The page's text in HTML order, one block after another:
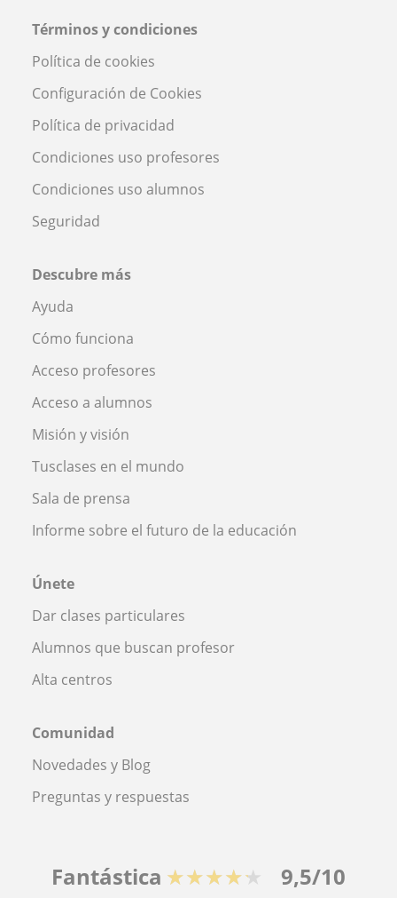
Términos y condiciones
Política de cookies
Configuración de Cookies
Política de privacidad
Condiciones uso profesores
Condiciones uso alumnos
Seguridad
Descubre más
Ayuda
Cómo funciona
Acceso profesores
Acceso a alumnos
Misión y visión
Tusclases en el mundo
Sala de prensa
Informe sobre el futuro de la educación
Únete
Dar clases particulares
Alumnos que buscan profesor
Alta centros
Comunidad
Novedades y Blog
Preguntas y respuestas
Fantástica ★★★★★ 9,5/10